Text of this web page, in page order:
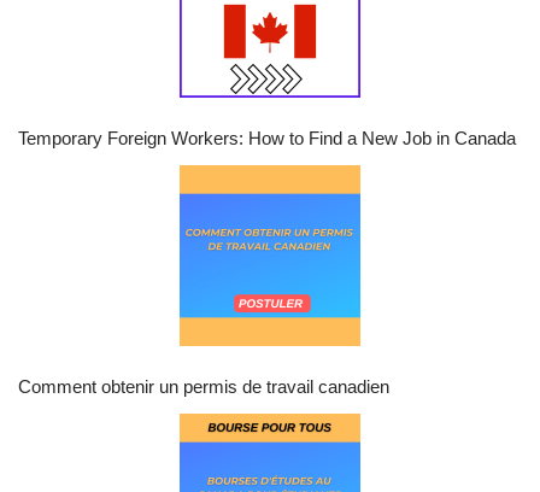
Temporary Foreign Workers: How to Find a New Job in Canada
Comment obtenir un permis de travail canadien